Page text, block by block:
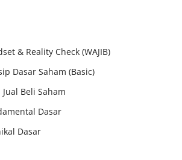
& Reality Check (WAJIB)
Dasar Saham (Basic)
Jual Beli Saham
Dasar
Dasar